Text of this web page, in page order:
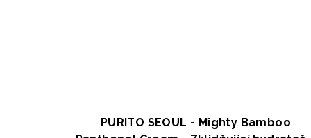
PURITO SEOUL - Mighty Bamboo